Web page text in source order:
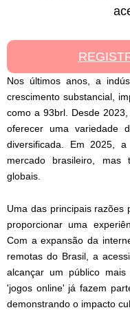
Nos últimos anos, a
crescimento substancial,
como a 93brl. Desde
oferecer uma variedade
diversificada. Em 2025,
mercado brasileiro, mas
globais.
Uma das principais razões
proporcionar uma
Com a expansão da
remotas do Brasil, a
alcançar um público
'jogos online' já fazem
demonstrando o impacto